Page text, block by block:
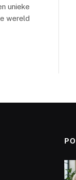
unieke
wereld